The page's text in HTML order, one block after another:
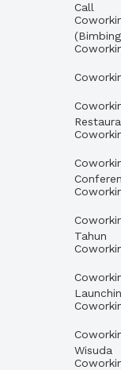
Call
Tahun
Wisuda